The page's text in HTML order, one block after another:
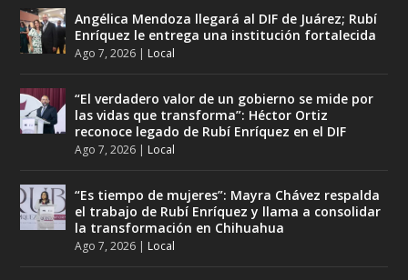
Angélica Mendoza llegará al DIF de Juárez; Rubí
Enríquez le entrega una institución fortalecida
Ago 7, 2026 | Local
“El verdadero valor de un gobierno se mide por
las vidas que transforma”: Héctor Ortiz
reconoce legado de Rubí Enríquez en el DIF
Ago 7, 2026 | Local
“Es tiempo de mujeres”: Mayra Chávez respalda
el trabajo de Rubí Enríquez y llama a consolidar
la transformación en Chihuahua
Ago 7, 2026 | Local